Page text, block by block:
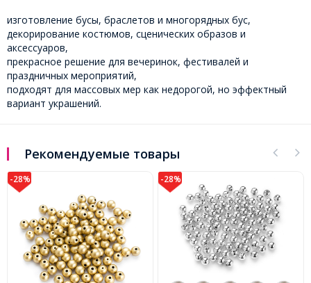
изготовление бусы, браслетов и многорядных бус,
декорирование костюмов, сценических образов и
аксессуаров,
прекрасное решение для вечеринок, фестивалей и
праздничных мероприятий,
подходят для массовых мер как недорогой, но эффектный
вариант украшений.
Рекомендуемые товары
-28% -32%